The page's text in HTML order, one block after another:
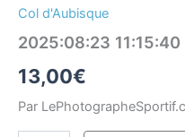
Col d'Aubisque
2025:08:23 11:15:40
13,00€
Par